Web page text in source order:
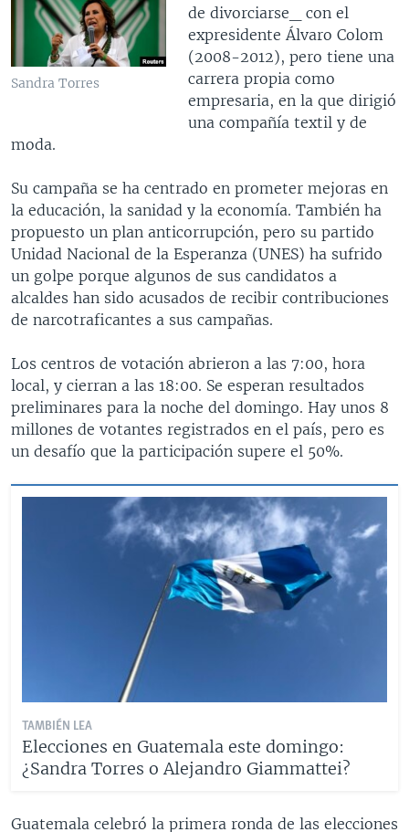
Sandra Torres
de divorciarse_ con el
expresidente Álvaro Colom
(2008-2012), pero tiene una
carrera propia como
empresaria, en la que dirigió
una compañía textil y de
moda.
Su campaña se ha centrado en prometer mejoras en
la educación, la sanidad y la economía. También ha
propuesto un plan anticorrupción, pero su partido
Unidad Nacional de la Esperanza (UNES) ha sufrido
un golpe porque algunos de sus candidatos a
alcaldes han sido acusados de recibir contribuciones
de narcotraficantes a sus campañas.
Los centros de votación abrieron a las 7:00, hora
local, y cierran a las 18:00. Se esperan resultados
preliminares para la noche del domingo. Hay unos 8
millones de votantes registrados en el país, pero es
un desafío que la participación supere el 50%.
TAMBIÉN LEA
Elecciones en Guatemala este domingo:
¿Sandra Torres o Alejandro Giammattei?
Guatemala celebró la primera ronda de las elecciones